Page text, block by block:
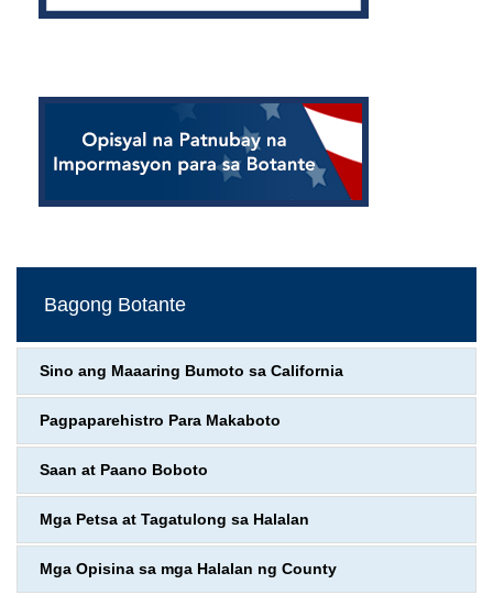
Bagong Botante
Sino ang Maaaring Bumoto sa California
Pagpaparehistro Para Makaboto
Saan at Paano Boboto
Mga Petsa at Tagatulong sa Halalan
Mga Opisina sa mga Halalan ng County